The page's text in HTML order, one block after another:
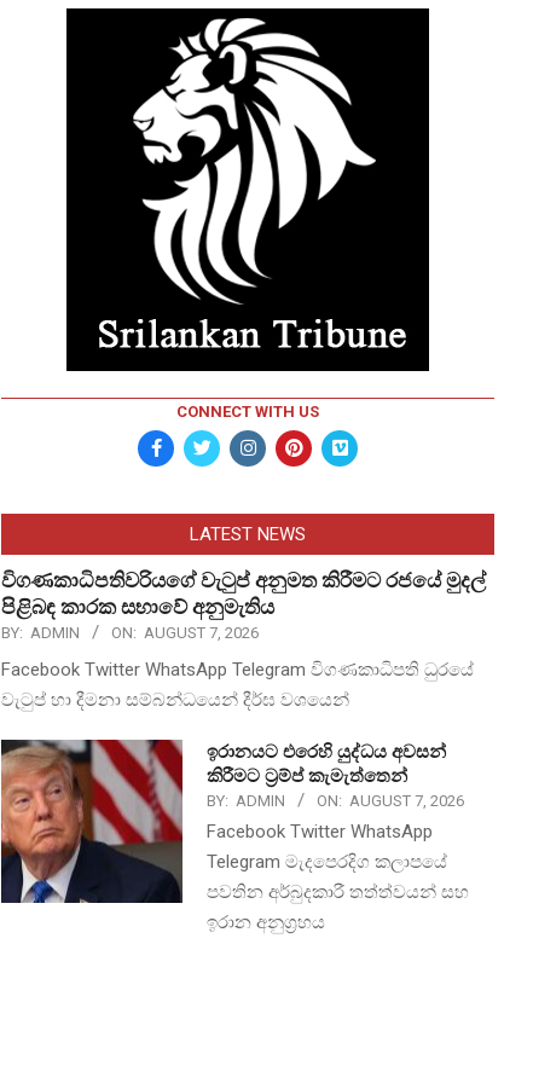
CONNECT WITH US
LATEST NEWS
විගණකාධිපතිවරියගේ වැටුප් අනුමත කිරීමට රජයේ මුදල්
පිළිබඳ කාරක සභාවේ අනුමැතිය
BY: ADMIN ON: AUGUST 7, 2026
Facebook Twitter WhatsApp Telegram විගණකාධිපති ධුරයේ
වැටුප් හා දීමනා සම්බන්ධයෙන් දීර්ඝ වශයෙන්
ඉරානයට එරෙහි යුද්ධය අවසන්
කිරීමට ට්‍රම්ප් කැමැත්තෙන්
BY: ADMIN ON: AUGUST 7, 2026
Facebook Twitter WhatsApp
Telegram මැදපෙරදිග කලාපයේ
පවතින අර්බුදකාරී තත්ත්වයන් සහ
ඉරාන අනුග්‍රහය